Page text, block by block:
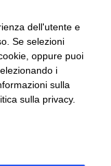
dell'utente e
Se selezioni
oppure puoi
i
sulla
sulla privacy.